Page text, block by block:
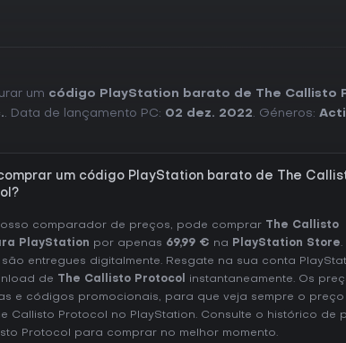
um código PlayStation barato de The Callisto
. Data de lançamento PC: 02 dez. 2022. Géneros:
um código PlayStation barato de The
comparador de preços, pode comprar The Callisto
PlayStation por apenas 69,99 € na PlayStation Store
entregues digitalmente. Resgate na sua conta
de The Callisto Protocol
instantaneamente. Os
e códigos promocionais, para que veja sempre o preço
Callisto Protocol no PlayStation. Consulte o histórico de
Protocol
para comprar no melhor momento.